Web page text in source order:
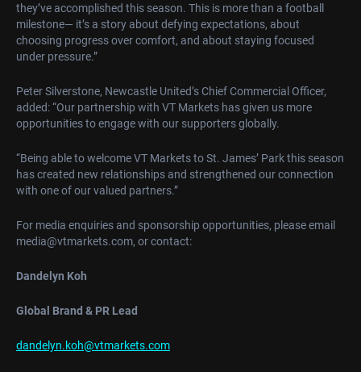
they’ve accomplished this season. This is more than a football
milestone— it’s a story about defying expectations, about
choosing progress over comfort, and about staying focused
under pressure.”
Peter Silverstone, Newcastle United’s Chief Commercial Officer,
added: “Our partnership with VT Markets has given us more
opportunities to engage with our supporters globally.
“Being able to welcome VT Markets to St. James’ Park this season
has created new relationships and strengthened our connection
with one of our valued partners.”
For media enquiries and sponsorship opportunities, please email
media@vtmarkets.com, or contact:
Dandelyn Koh
Global Brand & PR Lead
dandelyn.koh@vtmarkets.com